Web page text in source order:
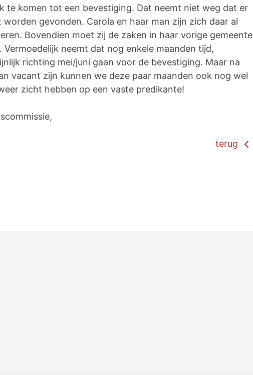
te komen tot een bevestiging. Dat neemt niet weg dat er
gevonden. Carola en haar man zijn zich daar al
Bovendien moet zij de zaken in haar vorige gemeente
neemt dat nog enkele maanden tijd,
richting mei/juni gaan voor de bevestiging. Maar na
vacant zijn kunnen we deze paar maanden ook nog wel
zicht hebben op een vaste predikante!
terug